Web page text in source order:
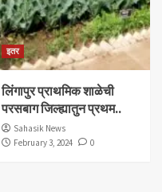
इतर
लिंगापुर प्राथमिक शाळेची
परसबाग जिल्ह्यातुन प्रथम..
Sahasik News
February 3, 2024
0